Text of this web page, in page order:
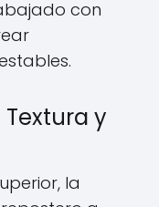
con
y
la